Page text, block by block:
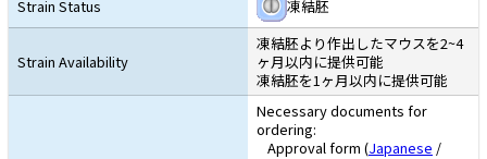
Strain Status
凍結胚
Strain Availability
凍結胚より作出したマウスを2~4
ヶ月以内に提供可能
凍結胚を1ヶ月以内に提供可能
Necessary documents for
ordering:
Approval form (Japanese /